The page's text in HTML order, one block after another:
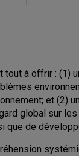
tout à offrir : (1)
et (2)
global sur
que de